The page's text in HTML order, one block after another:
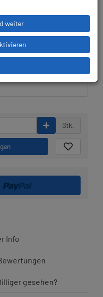
Stk.
Info
gesehen?
weiter